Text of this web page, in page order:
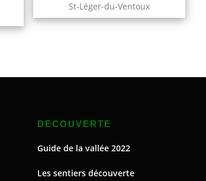
St-Léger-du-Ventoux
DECOUVERTE
Guide de la vallée 2022
Les sentiers découverte